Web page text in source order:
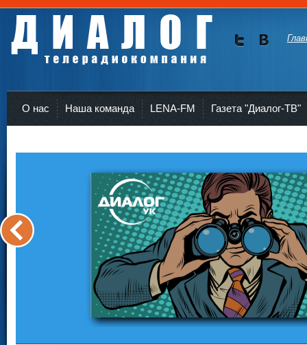
О нас Наша команда LENA-FM Газета "Диалог-ТВ"